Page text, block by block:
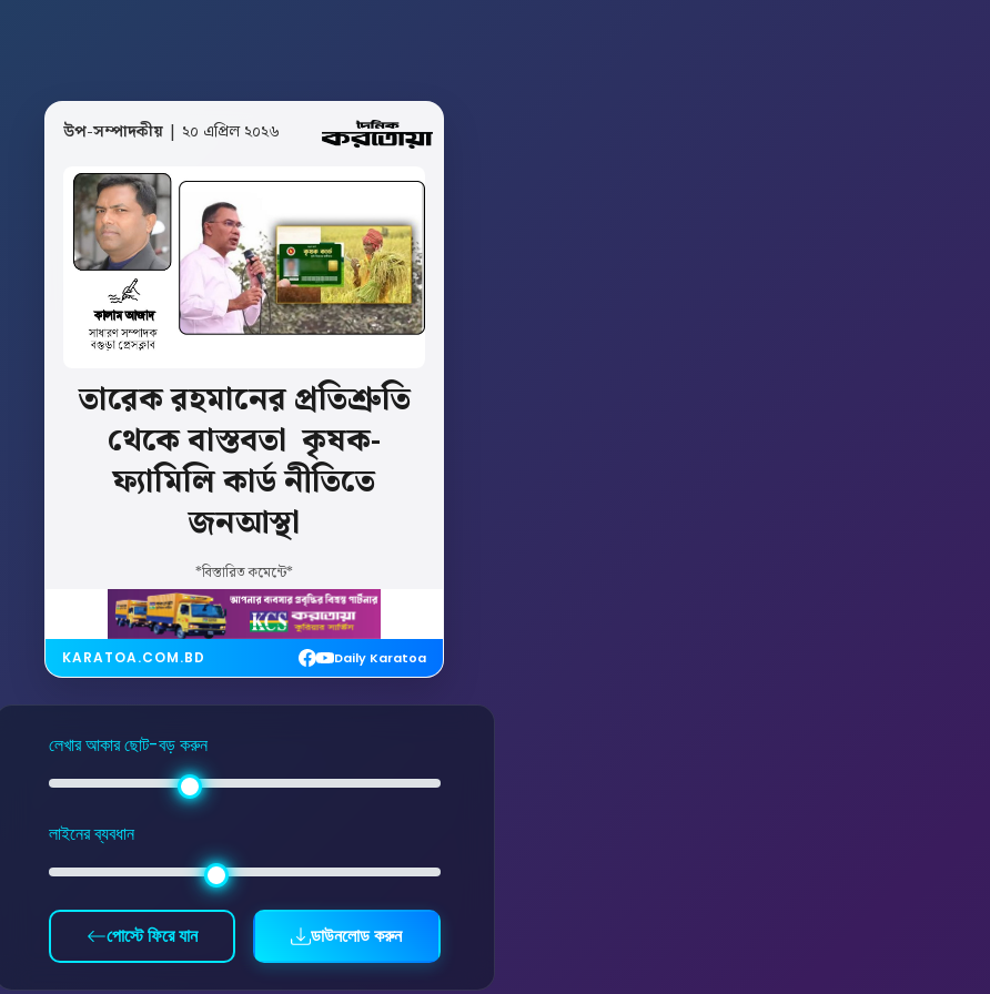
উপ-সম্পাদকীয় | ২০ এপ্রিল ২০২৬
তারেকরহমানেরপ্রতিশ্রুতি
থেকেবাস্তবতা কৃষক-
ফ্যামিলিকার্ডনীতিতে
জনআস্থা
*বিস্তারিত কমেন্টে*
KARATOA.COM.BD Daily Karatoa
লেখার আকার ছোট-বড় করুন
লাইনের ব্যবধান
পোস্টে ফিরে যান ডাউনলোড করুন